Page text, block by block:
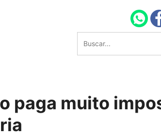
paga muito